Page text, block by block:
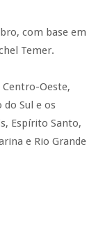
com base em
Temer.
Oeste,
do Sul e os
Espírito Santo,
e Rio Grande